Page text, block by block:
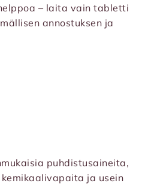
– laita vain tabletti
annostuksen ja
puhdistusaineita,
ja usein